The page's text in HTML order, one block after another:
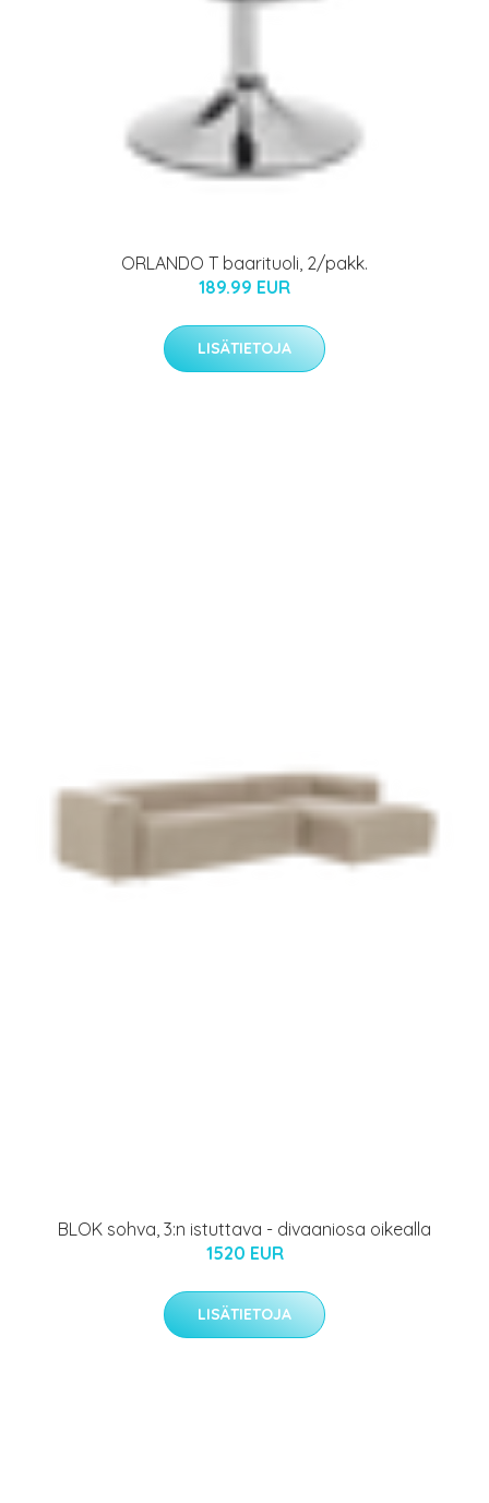
ORLANDO T baarituoli, 2/pakk.
189.99 EUR
LISÄTIETOJA
BLOK sohva, 3:n istuttava - divaaniosa oikealla
1520 EUR
LISÄTIETOJA